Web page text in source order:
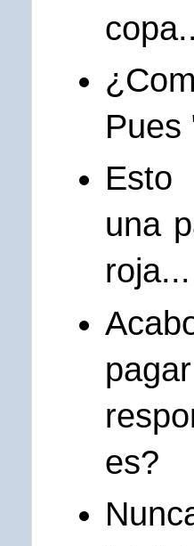
Pues
una
roja...
es?